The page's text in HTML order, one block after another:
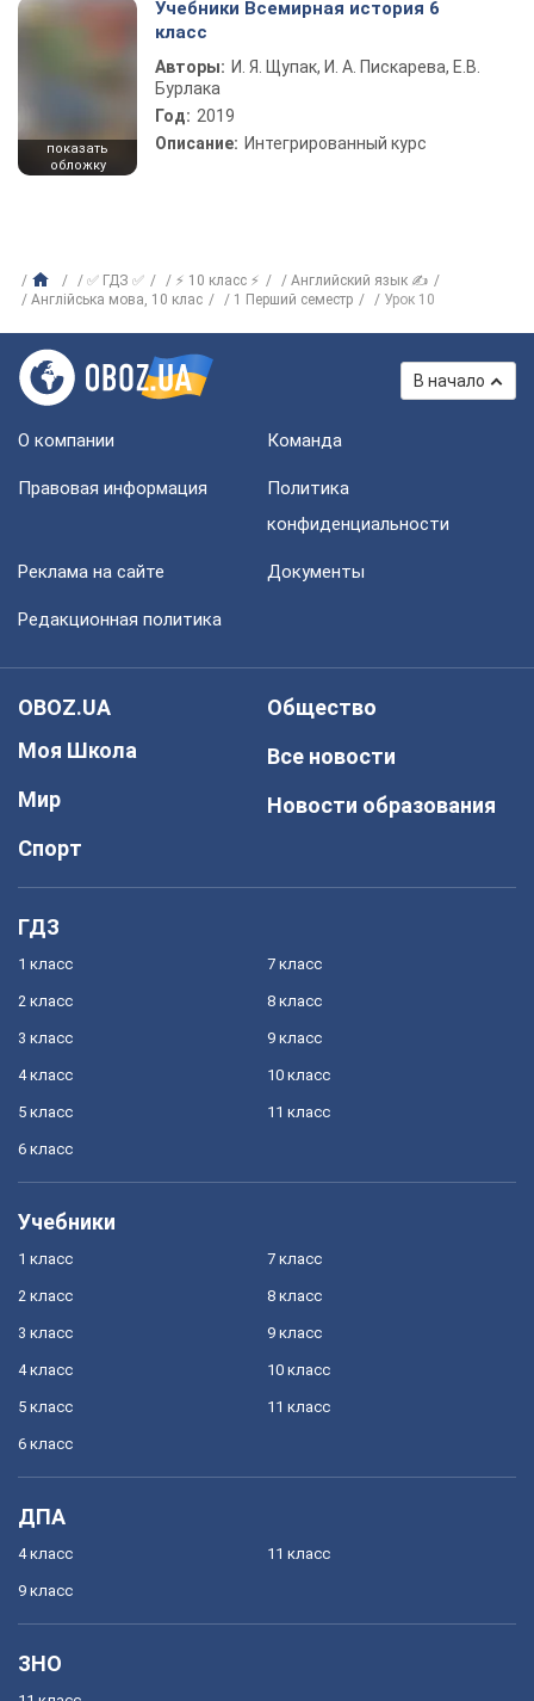
показать
обложку
Учебники Всемирная история 6
класс
Авторы: И. Я. Щупак, И. А. Пискарева, Е.В.
Бурлака
Год: 2019
Описание: Интегрированный курс
✅ ГДЗ ✅ ⚡ 10 класс ⚡
Английский язык ✍
Англiйська мова, 10 клас
1 Перший семестр Урок 10
В начало
О компании Команда
Правовая информация
Политика
конфиденциальности
Реклама на сайте Документы
Редакционная политика
OBOZ.UA
Моя Школа
Мир
Спорт
Общество
Все новости
Новости образования
ГДЗ
1 класс
2 класс
3 класс
4 класс
5 класс
6 класс
7 класс
8 класс
9 класс
10 класс
11 класс
Учебники
1 класс
2 класс
3 класс
4 класс
5 класс
6 класс
7 класс
8 класс
9 класс
10 класс
11 класс
ДПА
4 класс
9 класс
11 класс
ЗНО